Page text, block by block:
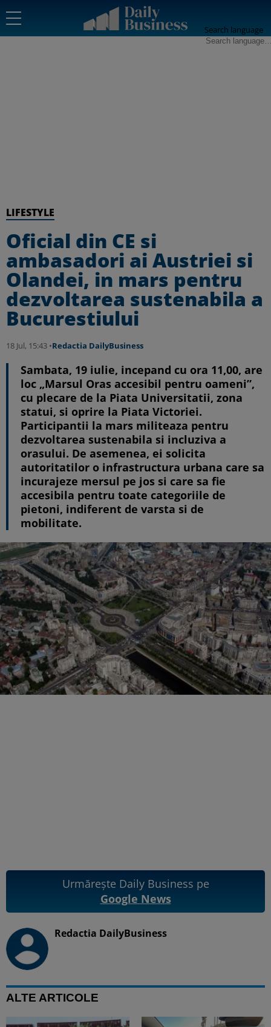
Search language
LIFESTYLE
Oficial din CE si
ambasadori ai Austriei si
Olandei, in mars pentru
dezvoltarea sustenabila a
Bucurestiului
18 Jul, 15:43 •Redactia DailyBusiness
Sambata, 19 iulie, incepand cu ora 11,00, are
loc „Marsul Oras accesibil pentru oameni”,
cu plecare de la Piata Universitatii, zona
statui, si oprire la Piata Victoriei.
Participantii la mars militeaza pentru
dezvoltarea sustenabila si incluziva a
orasului. De asemenea, ei solicita
autoritatilor o infrastructura urbana care sa
incurajeze mersul pe jos si care sa fie
accesibila pentru toate categoriile de
pietoni, indiferent de varsta si de
mobilitate.
Urmărește Daily Business pe
Google News
Redactia DailyBusiness
ALTE ARTICOLE